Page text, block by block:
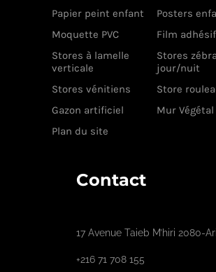
Papier peint enfant
Posters
Moquette PVC
Film
Stores à lamelle
verticale
Stores zébra
jour/nuit
Stores vénitiens
Store
Gazon artificiel
Mur
Plan du site
Contact
17 Avenue Taieb M’hiri 2080-
+216 71 708 155